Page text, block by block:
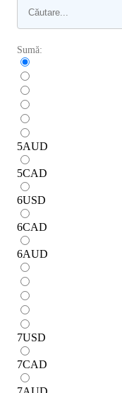
Sumă:
5AUD
5CAD
6USD
6CAD
6AUD
7USD
7CAD